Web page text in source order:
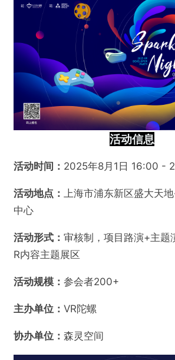
活动信息
活动时间： 2025年8月1日 16:00 -
活动地点： 上海市浦东新区盛大天
中心
活动形式： 审核制，项目路演+主题
R内容主题展区
活动规模： 参会者200+
主办单位： VR陀螺
协办单位： 森灵空间